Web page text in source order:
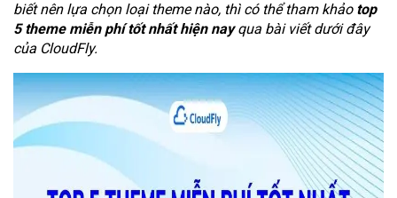
biết nên lựa chọn loại theme nào, thì có thể tham khảo top
5 theme miễn phí tốt nhất hiện nayqua bài viết dưới đây
của CloudFly.